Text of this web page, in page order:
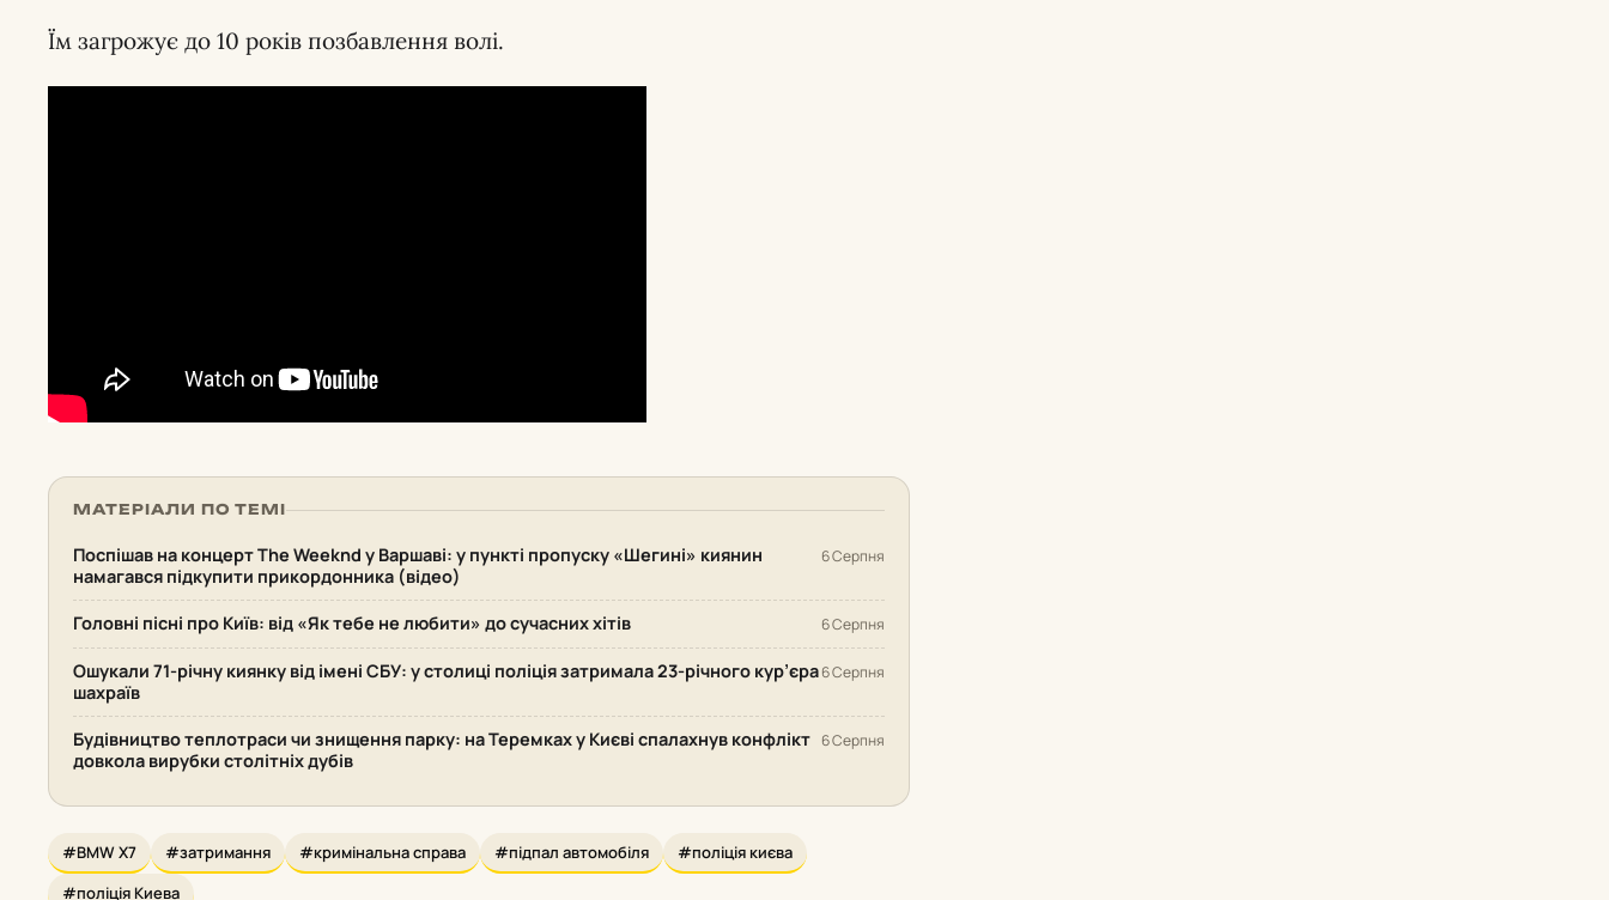
Їм загрожує до 10 років позбавлення волі.
МАТЕРІАЛИ ПО ТЕМІ
Поспішав на концерт The Weeknd у Варшаві: у пункті пропуску «Шегині» киянин
намагався підкупити прикордонника (відео)
6 Серпня
Головні пісні про Київ: від «Як тебе не любити» до сучасних хітів 6 Серпня
Ошукали 71-річну киянку від імені СБУ: у столиці поліція затримала 23-річного кур’єра
шахраїв
6 Серпня
Будівництво теплотраси чи знищення парку: на Теремках у Києві спалахнув конфлікт
довкола вирубки столітніх дубів
6 Серпня
#BMW X7 #затримання #кримінальна справа #підпал автомобіля
#поліція києва
#поліція Киева